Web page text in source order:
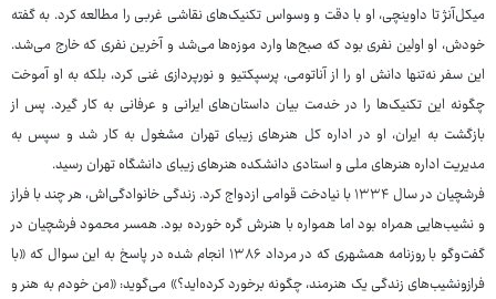
میکل‌آنژ تا داوینچی، او با دقت و وسواس تکنیک‌های نقاشی غربی را مطالعه کرد. به گفته
خودش، او اولین نفری بود که صبح‌ها وارد موزه‌ها می‌شد و آخرین نفری که خارج می‌شد.
این سفر نه‌تنها دانش او را از آناتومی، پرسپکتیو و نورپردازی غنی کرد، بلکه به او آموخت
چگونه این تکنیک‌ها را در خدمت بیان داستان‌های ایرانی و عرفانی به کار گیرد. پس از
بازگشت به ایران، او در اداره کل هنرهای زیبای تهران مشغول به کار شد و سپس به
مدیریت اداره هنرهای ملی و استادی دانشکده هنرهای زیبای دانشگاه تهران رسید.
فرشچیان در سال ۱۳۳۴ با نیادخت قوامی ازدواج کرد. زندگی خانوادگی‌اش، هر چند با فراز
و نشیب‌هایی همراه بود اما همواره با هنرش گره خورده بود. همسر محمود فرشچیان در
گفت‌وگو با روزنامه همشهری که در مرداد ۱۳۸۶ انجام شده در پاسخ به این سوال که «با
فرازونشیب‌های زندگی یک هنرمند، چگونه برخورد کرده‌اید؟» می‌گوید: «من خودم به هنر و